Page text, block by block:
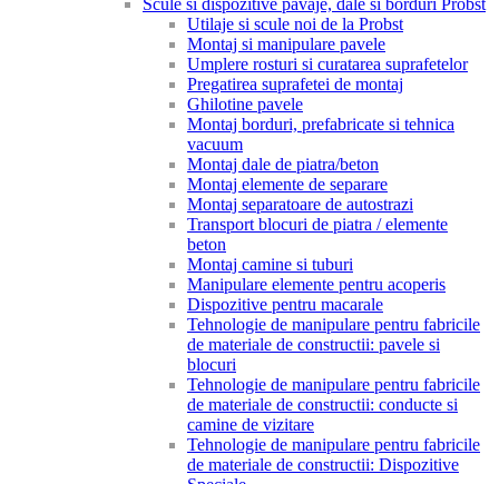
Scule si dispozitive pavaje, dale si borduri Probst
Utilaje si scule noi de la Probst
Montaj si manipulare pavele
Umplere rosturi si curatarea suprafetelor
Pregatirea suprafetei de montaj
Ghilotine pavele
Montaj borduri, prefabricate si tehnica
vacuum
Montaj dale de piatra/beton
Montaj elemente de separare
Montaj separatoare de autostrazi
Transport blocuri de piatra / elemente
beton
Montaj camine si tuburi
Manipulare elemente pentru acoperis
Dispozitive pentru macarale
Tehnologie de manipulare pentru fabricile
de materiale de constructii: pavele si
blocuri
Tehnologie de manipulare pentru fabricile
de materiale de constructii: conducte si
camine de vizitare
Tehnologie de manipulare pentru fabricile
de materiale de constructii: Dispozitive